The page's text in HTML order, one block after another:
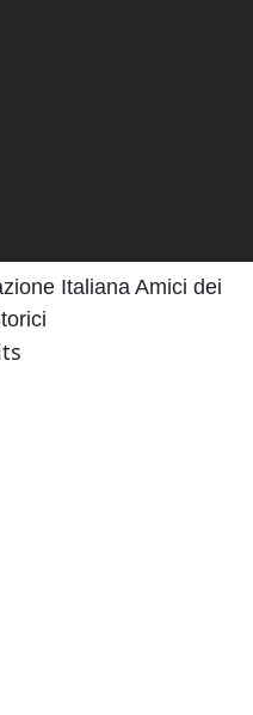
Italiana Amici dei